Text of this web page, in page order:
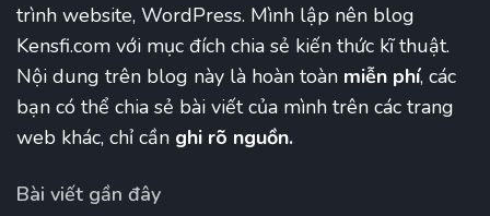
trình website, WordPress. Mình lập nên blog
Kensfi.com với mục đích chia sẻ kiến thức kĩ thuật.
Nội dung trên blog này là hoàn toàn miễn phí, các
bạn có thể chia sẻ bài viết của mình trên các trang
web khác, chỉ cần ghi rõ nguồn.
Bài viết gần đây